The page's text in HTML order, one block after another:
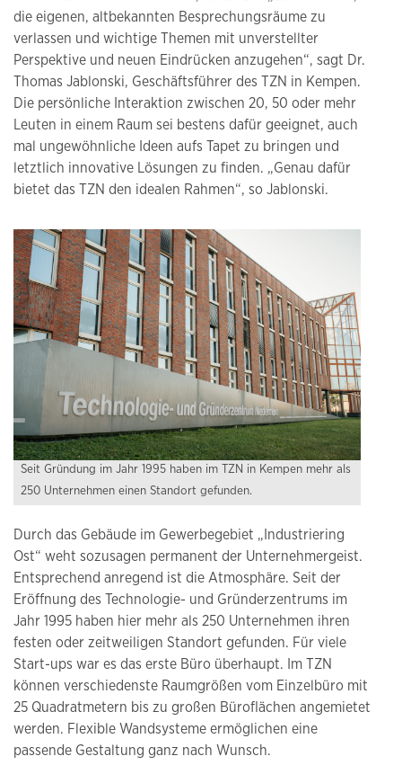
die eigenen, altbekannten Besprechungsräume zu
verlassen und wichtige Themen mit unverstellter
Perspektive und neuen Eindrücken anzugehen“, sagt Dr.
Thomas Jablonski, Geschäftsführer des TZN in Kempen.
Die persönliche Interaktion zwischen 20, 50 oder mehr
Leuten in einem Raum sei bestens dafür geeignet, auch
mal ungewöhnliche Ideen aufs Tapet zu bringen und
letztlich innovative Lösungen zu finden. „Genau dafür
bietet das TZN den idealen Rahmen“, so Jablonski.
Seit Gründung im Jahr 1995 haben im TZN in Kempen mehr als
250 Unternehmen einen Standort gefunden.
Durch das Gebäude im Gewerbegebiet „Industriering
Ost“ weht sozusagen permanent der Unternehmergeist.
Entsprechend anregend ist die Atmosphäre. Seit der
Eröffnung des Technologie- und Gründerzentrums im
Jahr 1995 haben hier mehr als 250 Unternehmen ihren
festen oder zeitweiligen Standort gefunden. Für viele
Start-ups war es das erste Büro überhaupt. Im TZN
können verschiedenste Raumgrößen vom Einzelbüro mit
25 Quadratmetern bis zu großen Büroflächen angemietet
werden. Flexible Wandsysteme ermöglichen eine
passende Gestaltung ganz nach Wunsch.